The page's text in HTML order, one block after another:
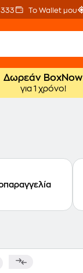
Το Wallet μου
Δωρεάν BoxNow
για 1 χρόνο!